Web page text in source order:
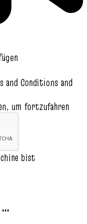
and Conditions and
um fortzufahren
bist